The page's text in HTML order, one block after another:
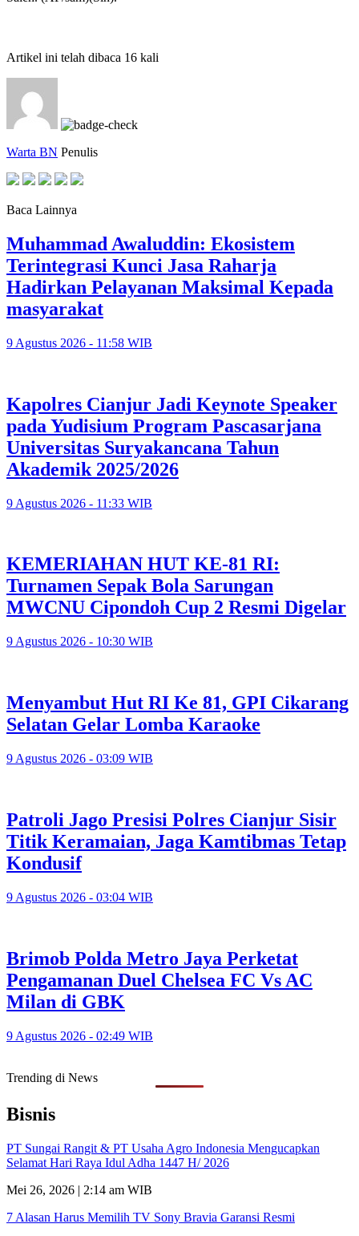
Artikel ini telah dibaca 16 kali
Warta BN Penulis
Baca Lainnya
Muhammad Awaluddin: Ekosistem
Terintegrasi Kunci Jasa Raharja
Hadirkan Pelayanan Maksimal Kepada
masyarakat
9 Agustus 2026 - 11:58 WIB
Kapolres Cianjur Jadi Keynote Speaker
pada Yudisium Program Pascasarjana
Universitas Suryakancana Tahun
Akademik 2025/2026
9 Agustus 2026 - 11:33 WIB
KEMERIAHAN HUT KE-81 RI:
Turnamen Sepak Bola Sarungan
MWCNU Cipondoh Cup 2 Resmi Digelar
9 Agustus 2026 - 10:30 WIB
Menyambut Hut RI Ke 81, GPI Cikarang
Selatan Gelar Lomba Karaoke
9 Agustus 2026 - 03:09 WIB
Patroli Jago Presisi Polres Cianjur Sisir
Titik Keramaian, Jaga Kamtibmas Tetap
Kondusif
9 Agustus 2026 - 03:04 WIB
Brimob Polda Metro Jaya Perketat
Pengamanan Duel Chelsea FC Vs AC
Milan di GBK
9 Agustus 2026 - 02:49 WIB
Trending di News
Bisnis
PT Sungai Rangit & PT Usaha Agro Indonesia Mengucapkan
Selamat Hari Raya Idul Adha 1447 H/ 2026
Mei 26, 2026 | 2:14 am WIB
7 Alasan Harus Memilih TV Sony Bravia Garansi Resmi